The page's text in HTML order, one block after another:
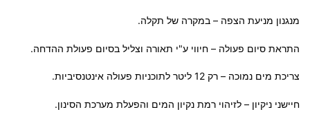
מנגנון מניעת הצפה – במקרה של תקלה.
התראת סיום פעולה – חיווי ע"י תאורה וצליל בסיום פעולת ההדחה.
צריכת מים נמוכה – רק 12 ליטר לתוכניות פעולה אינטנסיביות.
חיישני ניקיון – לזיהוי רמת נקיון המים והפעלת מערכת הסינון.